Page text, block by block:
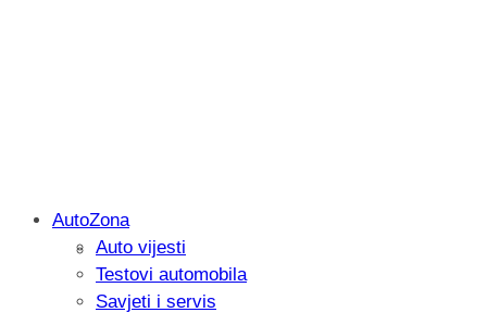
Savjetujemo: Što učiniti kada vaš
AutoZona
Auto vijesti
Testovi automobila
Savjeti i servis